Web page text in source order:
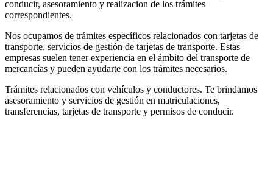
conducir, asesoramiento y realizacion de los trámites
correspondientes.
Nos ocupamos de trámites específicos relacionados con tarjetas de
transporte, servicios de gestión de tarjetas de transporte. Estas
empresas suelen tener experiencia en el ámbito del transporte de
mercancías y pueden ayudarte con los trámites necesarios.
Trámites relacionados con vehículos y conductores. Te brindamos
asesoramiento y servicios de gestión en matriculaciones,
transferencias, tarjetas de transporte y permisos de conducir.